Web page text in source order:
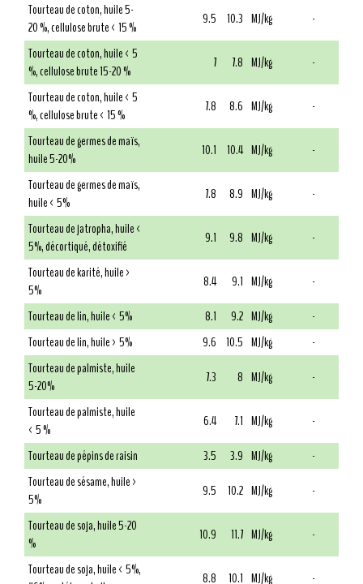
Tourteau de coton, huile 5-
20 %, cellulose brute < 15 %
9.5 10.3 MJ/kg
-
Tourteau de coton, huile < 5
%, cellulose brute 15-20 %
7 7.8 MJ/kg
-
Tourteau de coton, huile < 5
%, cellulose brute < 15 %
7.8 8.6 MJ/kg
-
Tourteau de germes de maïs,
huile 5-20%
10.1 10.4 MJ/kg
-
Tourteau de germes de maïs,
huile < 5%
7.8 8.9 MJ/kg
-
Tourteau de jatropha, huile <
5%, décortiqué, détoxifié
9.1 9.8 MJ/kg
-
Tourteau de karité, huile >
5%
8.4 9.1 MJ/kg
-
Tourteau de lin, huile < 5%
8.1 9.2 MJ/kg
-
Tourteau de lin, huile > 5%
9.6 10.5 MJ/kg
-
Tourteau de palmiste, huile
5-20%
7.3 8 MJ/kg
-
Tourteau de palmiste, huile
< 5 %
6.4 7.1 MJ/kg
-
Tourteau de pépins de raisin
3.5 3.9 MJ/kg
-
Tourteau de sésame, huile >
5%
9.5 10.2 MJ/kg
-
Tourteau de soja, huile 5-20
%
10.9 11.7 MJ/kg
-
Tourteau de soja, huile < 5%,
8.8 10.1 MJ/kg
-